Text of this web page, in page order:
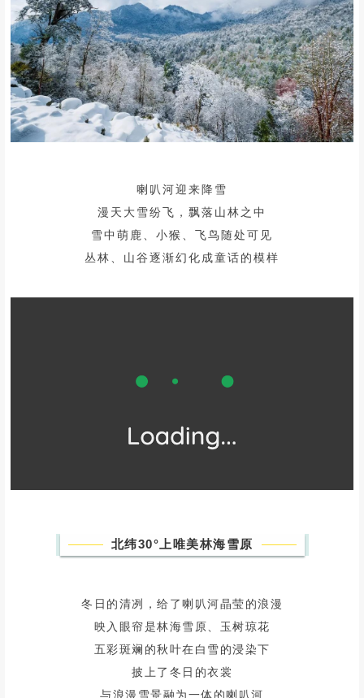
从成都平原到青藏高原的跨界之旅
喇叭河迎来降雪
漫天大雪纷飞，飘落山林之中
雪中萌鹿、小猴、飞鸟随处可见